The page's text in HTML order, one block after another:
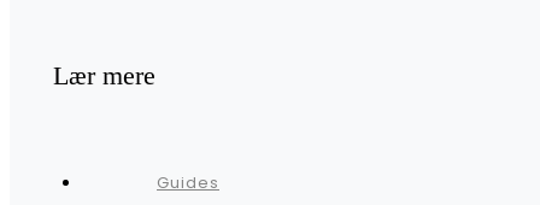
Lær mere
Guides